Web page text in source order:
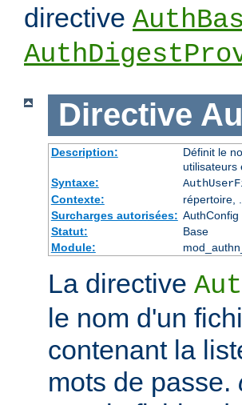
directive
Directive
Description:
Définit le
utilisateurs
Syntaxe:
Contexte:
répertoire,
Surcharges autorisées: AuthConfig
Statut:
Base
Module:
La directive
le nom d'un
contenant la
mots de passe.